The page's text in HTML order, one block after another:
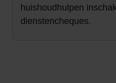
huishoudhulpen
dienstencheques.